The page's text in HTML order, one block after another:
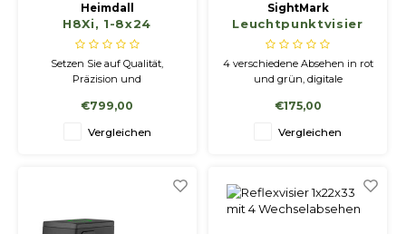
Heimdall
H8Xi, 1-8x24
Setzen Sie auf Qualität,
Präzision und
wählen Sie das Heimdall
den Unterschied!
€799,00
Vergleichen
SightMark
Leuchtpunktvisier
Ultra Shot Plus
4 verschiedene Absehen in rot
und grün, digitale
mehrfach vergütete Optik,
Aluminiumgehäuse,
€175,00
Vergleichen